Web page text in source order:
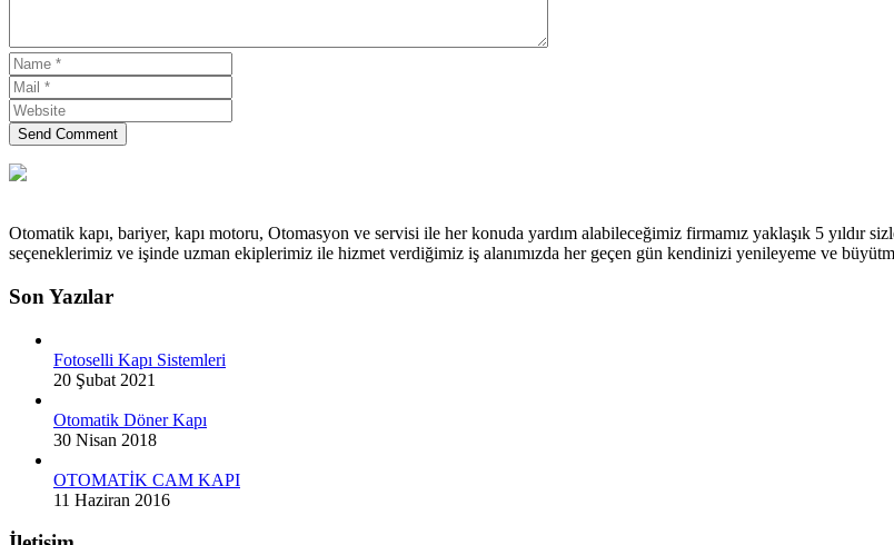
Send Comment
Otomatik kapı, bariyer, kapı motoru, Otomasyon ve servisi ile her konuda yardım alabileceğimiz firmamız yaklaşık 5 yıldır
seçeneklerimiz ve işinde uzman ekiplerimiz ile hizmet verdiğimiz iş alanımızda her geçen gün kendinizi yenileyeme ve
Son Yazılar
Fotoselli Kapı Sistemleri
20 Şubat 2021
Otomatik Döner Kapı
30 Nisan 2018
OTOMATİK CAM KAPI
11 Haziran 2016